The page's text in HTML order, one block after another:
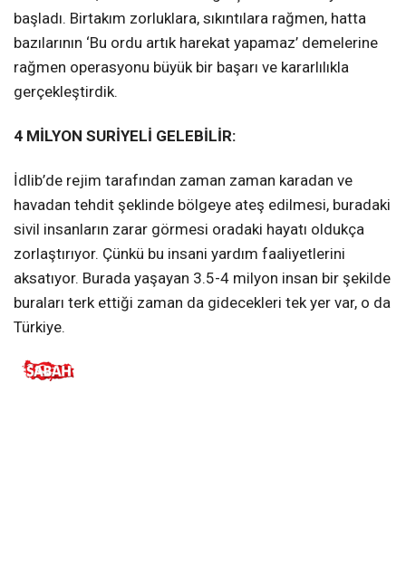
başladı. Birtakım zorluklara, sıkıntılara rağmen, hatta
bazılarının ‘Bu ordu artık harekat yapamaz’ demelerine
rağmen operasyonu büyük bir başarı ve kararlılıkla
gerçekleştirdik.
4 MİLYON SURİYELİ GELEBİLİR:
İdlib’de rejim tarafından zaman zaman karadan ve
havadan tehdit şeklinde bölgeye ateş edilmesi, buradaki
sivil insanların zarar görmesi oradaki hayatı oldukça
zorlaştırıyor. Çünkü bu insani yardım faaliyetlerini
aksatıyor. Burada yaşayan 3.5-4 milyon insan bir şekilde
buraları terk ettiği zaman da gidecekleri tek yer var, o da
Türkiye.